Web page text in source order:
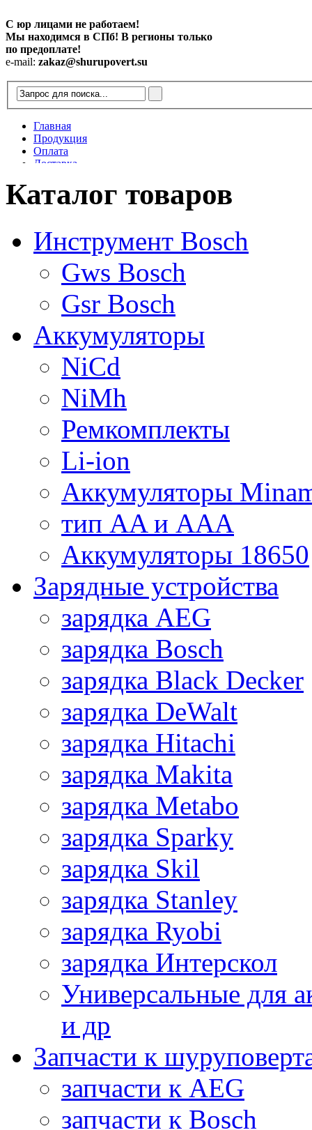
С юр лицами не работаем!
Мы находимся в СПб! В регионы только
по предоплате!
e-mail: zakaz@shurupovert.su
Главная
Продукция
Оплата
Доставка
Статьи
Каталог товаров
Инструмент Bosch
Gws Bosch
Gsr Bosch
Аккумуляторы
NiCd
NiMh
Ремкомплекты
Li-ion
Аккумуляторы
тип AA и AAA
Аккумуляторы 18650
Зарядные устройства
зарядка AEG
зарядка Bosch
зарядка Black Decker
зарядка DeWalt
зарядка Hitachi
зарядка Makita
зарядка Metabo
зарядка Sparky
зарядка Skil
зарядка Stanley
зарядка Ryobi
зарядка Интерскол
Универсальные для
и др
Запчасти к
запчасти к AEG
запчасти к Bosch